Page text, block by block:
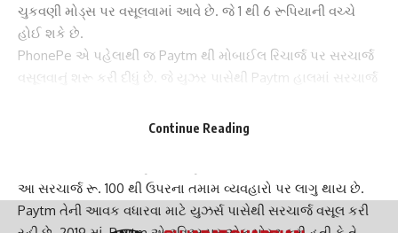
ચુકવણી મોડ્સ પર વસૂલવામાં આવે છે. જે 1 થી 6 રૂપિયાની વચ્ચે
હોઈ શકે છે.
PhonePe એ પહેલાથી જ Paytm થી મોબાઈલ રિચાર્જ પર સરચાર્જ
વસૂલવાનું શરૂ કરી દીધું છે. જે યુઝર પાસેથી Paytm હાલમાં સરચાર્જ
રૂપમાં સૂચના આપી રહી છે. તે જ સમયે ટ્વિટર પર ઘણા Paytm
આ સરચાર્જ રૂ. 100 થી ઉપરના તમામ વ્યવહારો પર લાગુ થાય છે.
Paytm તેની આવક વધારવા માટે યુઝર્સ પાસેથી સરચાર્જ વસૂલ કરી
Continue Reading